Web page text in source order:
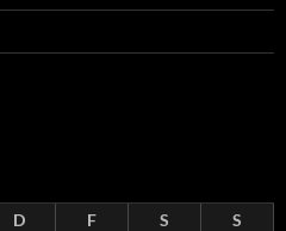
D F S
S